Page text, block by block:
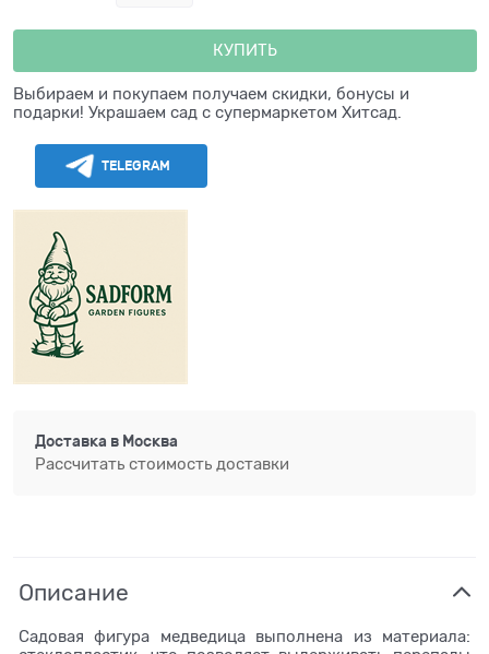
КУПИТЬ
Выбираем и покупаем получаем скидки, бонусы и
подарки! Украшаем сад с супермаркетом Хитсад.
TELEGRAM
Доставка в Москва
Рассчитать стоимость доставки
Описание
Садовая фигура медведица выполнена из материала: